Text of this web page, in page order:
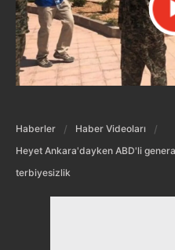
Haberler
Haber Videoları
Heyet Ankara'dayken ABD'li
terbiyesizlik